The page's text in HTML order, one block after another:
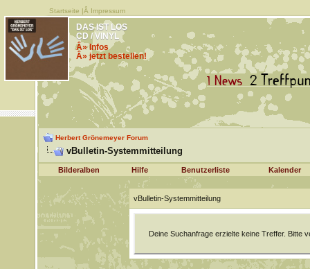
Startseite |Â Impressum
DAS IST LOS
CD / VINYL
Â» Infos
Â» jetzt bestellen!
Herbert Grönemeyer Forum
vBulletin-Systemmitteilung
Bilderalben Hilfe Benutzerliste Kalender
vBulletin-Systemmitteilung
Deine Suchanfrage erzielte keine Treffer. Bitte